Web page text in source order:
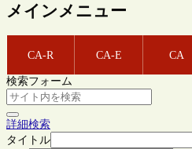
メインメニュー
CA-R CA-E CA
検索フォーム
詳細検索
タイトル